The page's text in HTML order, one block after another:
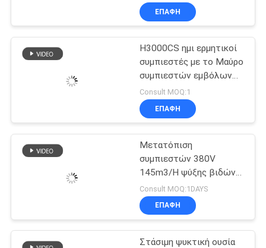
ΠΟΛΙΤΙΚΉ
ΑΠΟΡΡΉΤΟΥ
Δροσεροί
εξατμιστήρες
δωματίων
21
Εξατμιστήρας
τύπων Δ
συμπιεστής ψύξης
380V/420V/50HZ
ΕΠΑΦΉ
H3000CS ημι ερμητικοί
συμπιεστές με το Μαύρο
συμπιεστών εμβόλων
ψυκτικών ουσιών R22
Consult MOQ:1
ΕΠΑΦΉ
Μετατόπιση
συμπιεστών 380V
145m3/H ψύξης βιδών
R22 R404A
Consult MOQ:1DAYS
ΕΠΑΦΉ
Στάσιμη ψυκτική ουσία